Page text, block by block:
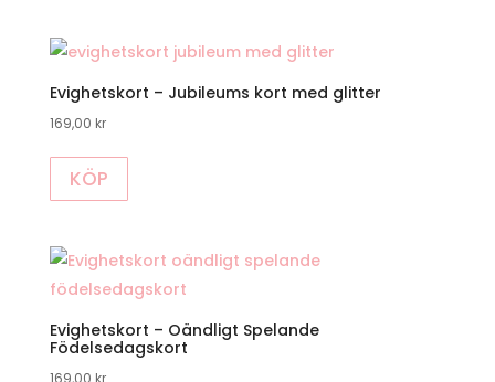
Evighetskort – Jubileums kort med glitter
169,00 kr
KÖP
Evighetskort – Oändligt Spelande
Födelsedagskort
169,00 kr